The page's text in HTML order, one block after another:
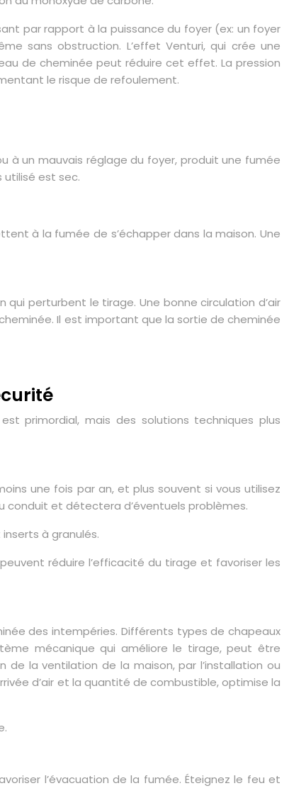
par rapport à la puissance du foyer (ex: un foyer
sans obstruction. L’effet Venturi, qui crée une
de cheminée peut réduire cet effet. La pression
le risque de refoulement.
à un mauvais réglage du foyer, produit une fumée
utilisé est sec.
à la fumée de s’échapper dans la maison. Une
perturbent le tirage. Une bonne circulation d’air
Il est important que la sortie de cheminée
primordial, mais des solutions techniques plus
une fois par an, et plus souvent si vous utilisez
conduit et détectera d’éventuels problèmes.
à granulés.
réduire l’efficacité du tirage et favoriser les
des intempéries. Différents types de chapeaux
mécanique qui améliore le tirage, peut être
la ventilation de la maison, par l’installation ou
d’air et la quantité de combustible, optimise la
l’évacuation de la fumée. Éteignez le feu et